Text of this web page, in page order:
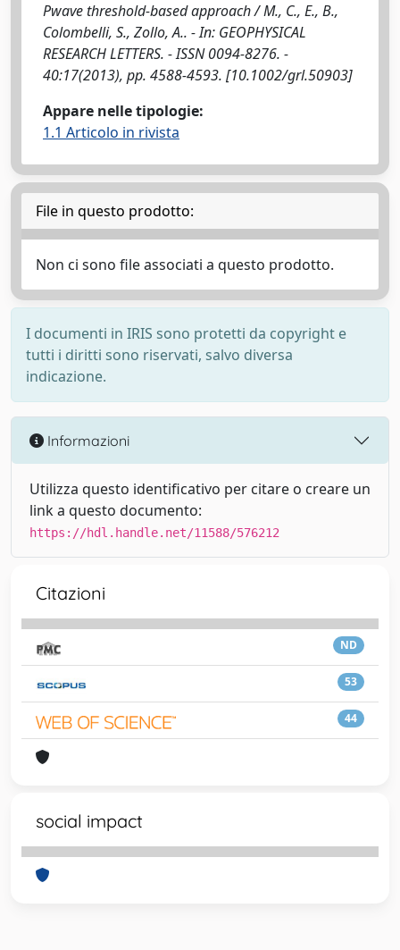
Pwave threshold-based approach / M., C., E., B.,
Colombelli, S., Zollo, A.. - In: GEOPHYSICAL
RESEARCH LETTERS. - ISSN 0094-8276. -
40:17(2013), pp. 4588-4593. [10.1002/grl.50903]
Appare nelle tipologie:
1.1 Articolo in rivista
File in questo prodotto:
Non ci sono file associati a questo prodotto.
I documenti in IRIS sono protetti da copyright e
tutti i diritti sono riservati, salvo diversa
indicazione.
Informazioni
Utilizza questo identificativo per citare o creare un
link a questo documento:
https://hdl.handle.net/11588/576212
Citazioni
ND
53
44
social impact